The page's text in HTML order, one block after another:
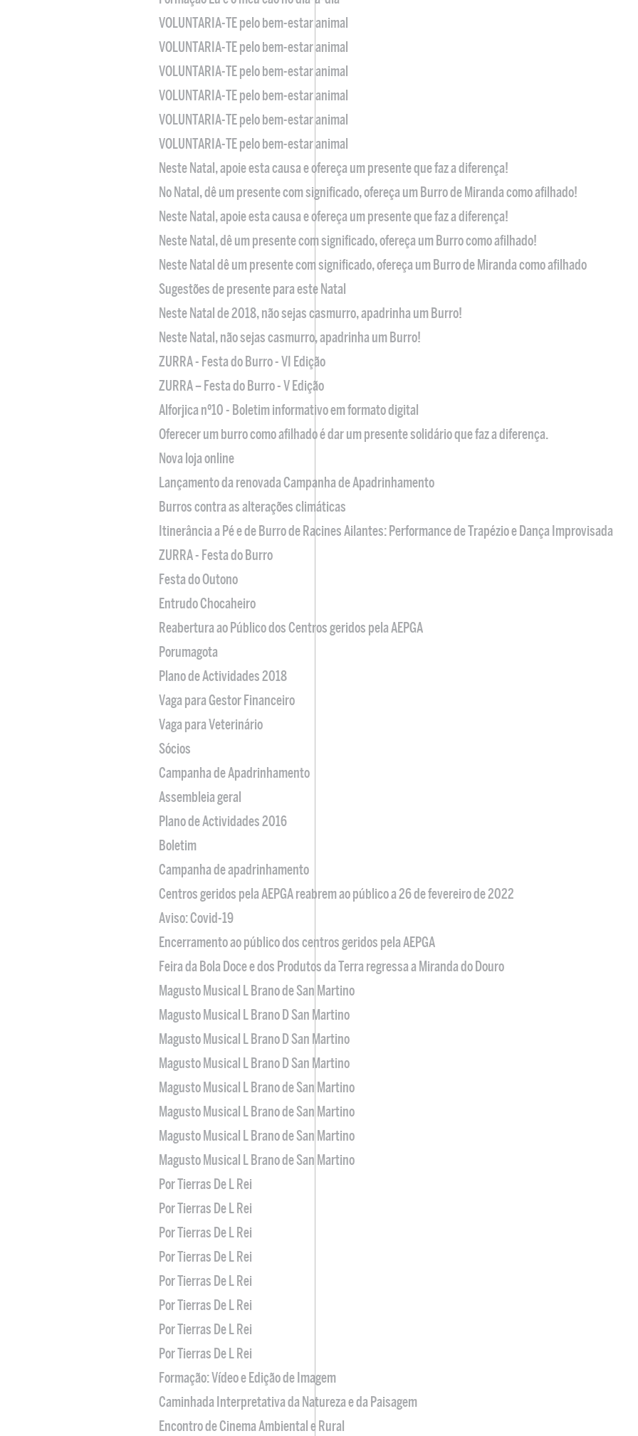
VOLUNTARIA-TE pelo bem-estar animal
VOLUNTARIA-TE pelo bem-estar animal
VOLUNTARIA-TE pelo bem-estar animal
VOLUNTARIA-TE pelo bem-estar animal
VOLUNTARIA-TE pelo bem-estar animal
VOLUNTARIA-TE pelo bem-estar animal
Neste Natal, apoie esta causa e ofereça um presente que faz a diferença!
No Natal, dê um presente com significado, ofereça um Burro de Miranda como afilhado!
Neste Natal, apoie esta causa e ofereça um presente que faz a diferença!
Neste Natal, dê um presente com significado, ofereça um Burro como afilhado!
Neste Natal dê um presente com significado, ofereça um Burro de Miranda como afilhado
Sugestões de presente para este Natal
Neste Natal de 2018, não sejas casmurro, apadrinha um Burro!
Neste Natal, não sejas casmurro, apadrinha um Burro!
ZURRA - Festa do Burro - VI Edição
ZURRA – Festa do Burro - V Edição
Alforjica nº10 - Boletim informativo em formato digital
Oferecer um burro como afilhado é dar um presente solidário que faz a diferença.
Nova loja online
Lançamento da renovada Campanha de Apadrinhamento
Burros contra as alterações climáticas
Itinerância a Pé e de Burro de Racines Ailantes: Performance de Trapézio e Dança Improvisada
ZURRA - Festa do Burro
Festa do Outono
Entrudo Chocaheiro
Reabertura ao Público dos Centros geridos pela AEPGA
Porumagota
Plano de Actividades 2018
Vaga para Gestor Financeiro
Vaga para Veterinário
Sócios
Campanha de Apadrinhamento
Assembleia geral
Plano de Actividades 2016
Boletim
Campanha de apadrinhamento
Centros geridos pela AEPGA reabrem ao público a 26 de fevereiro de 2022
Aviso: Covid-19
Encerramento ao público dos centros geridos pela AEPGA
Feira da Bola Doce e dos Produtos da Terra regressa a Miranda do Douro
Magusto Musical L Brano de San Martino
Magusto Musical L Brano D San Martino
Magusto Musical L Brano D San Martino
Magusto Musical L Brano D San Martino
Magusto Musical L Brano de San Martino
Magusto Musical L Brano de San Martino
Magusto Musical L Brano de San Martino
Magusto Musical L Brano de San Martino
Por Tierras De L Rei
Por Tierras De L Rei
Por Tierras De L Rei
Por Tierras De L Rei
Por Tierras De L Rei
Por Tierras De L Rei
Por Tierras De L Rei
Por Tierras De L Rei
Formação: Vídeo e Edição de Imagem
Caminhada Interpretativa da Natureza e da Paisagem
Encontro de Cinema Ambiental e Rural